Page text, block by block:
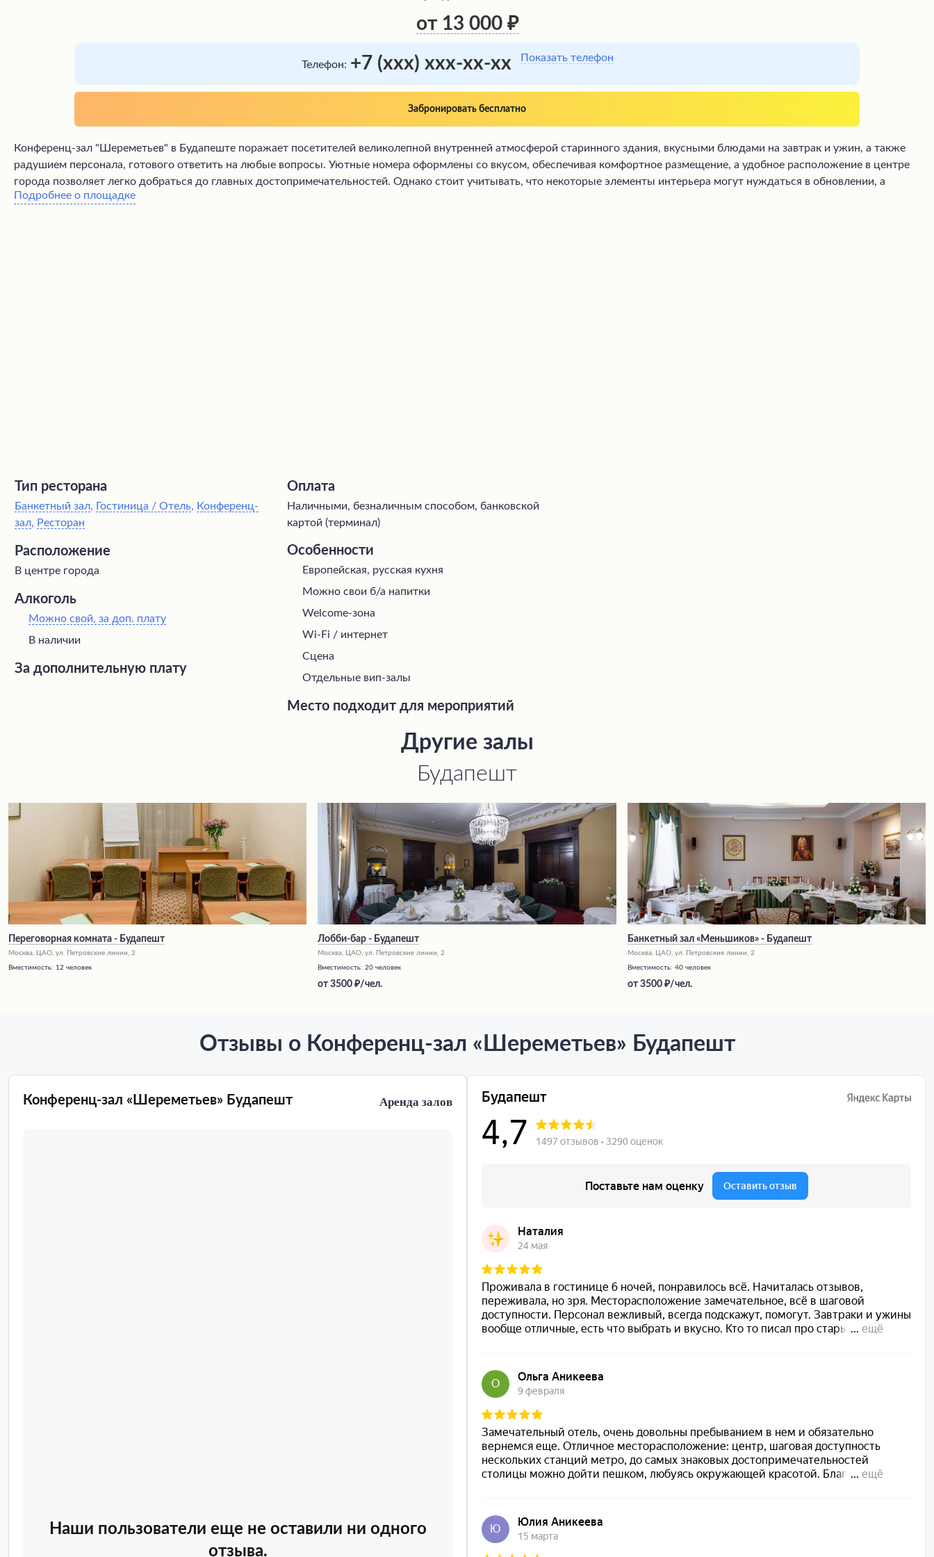
от 13 000
Телефон: +7 (xxx) xxx-xx-xx Показать телефон
Забронировать бесплатно
Конференц-зал "Шереметьев" в Будапеште поражает посетителей великолепной внутренней атмосферой старинного здания, вкусными блюдами на завтрак и ужин, а также
радушием персонала, готового ответить на любые вопросы. Уютные номера оформлены со вкусом, обеспечивая комфортное размещение, а удобное расположение в центре
города позволяет легко добраться до главных достопримечательностей. Однако стоит учитывать, что некоторые элементы интерьера могут нуждаться в обновлении, а
звукоизоляция не всегда идеальна из-за старых окон и дверей.
Подробнее о площадке
Тип ресторана
Банкетный зал, Гостиница / Отель, Конференц-
зал, Ресторан
Расположение
В центре города
Алкоголь
Можно свой, за доп. плату
В наличии
За дополнительную плату
Оплата
Наличными, безналичным способом, банковской
картой (терминал)
Особенности
Европейская, русская кухня
Можно свои б/а напитки
Welcome-зона
Wi-Fi / интернет
Сцена
Отдельные вип-залы
Место подходит для мероприятий
Другие залы
Будапешт
Переговорная комната - Будапешт
Москва, ЦАО, ул. Петровские линии, 2
Вместимость: 12 человек
Лобби-бар - Будапешт
Москва, ЦАО, ул. Петровские линии, 2
Вместимость:20 человек
от3500 /чел.
Банкетный зал «Меньшиков» - Будапешт
Москва, ЦАО, ул. Петровские линии, 2
Вместимость: 40 человек
от 3500 /чел.
Отзывы о Конференц-зал «Шереметьев» Будапешт
Конференц-зал «Шереметьев» Будапешт Аренда залов
Наши пользователи еще не оставили ни одного
отзыва.